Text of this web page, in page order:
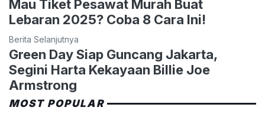
Mau Tiket Pesawat Murah Buat
Lebaran 2025? Coba 8 Cara Ini!
Berita Selanjutnya
Green Day Siap Guncang Jakarta,
Segini Harta Kekayaan Billie Joe
Armstrong
MOST POPULAR